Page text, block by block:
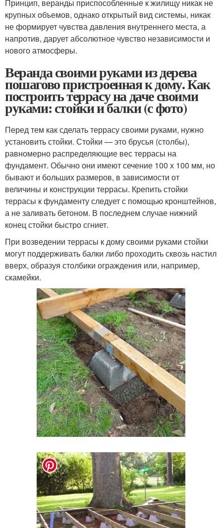
Принцип, веранды приспособленные к жилищу никак не
крупных объемов, однако открытый вид системы, никак
не формирует чувства давления внутреннего места, а
напротив, дарует абсолютное чувство независимости и
нового атмосферы.
Веранда своими руками из дерева
пошагово пристроенная к дому. Как
построить террасу на даче своими
руками: стойки и балки (с фото)
Перед тем как сделать террасу своими руками, нужно
установить стойки. Стойки — это брусья (столбы),
равномерно распределяющие вес террасы на
фундамент. Обычно они имеют сечение 100 х 100 мм, но
бывают и больших размеров, в зависимости от
величины и конструкции террасы. Крепить стойки
террасы к фундаменту следует с помощью кронштейнов,
а не заливать бетоном. В последнем случае нижний
конец стойки быстро сгниет.
При возведении террасы к дому своими руками стойки
могут поддерживать балки либо проходить сквозь настил
вверх, образуя столбики ограждения или, например,
скамейки.